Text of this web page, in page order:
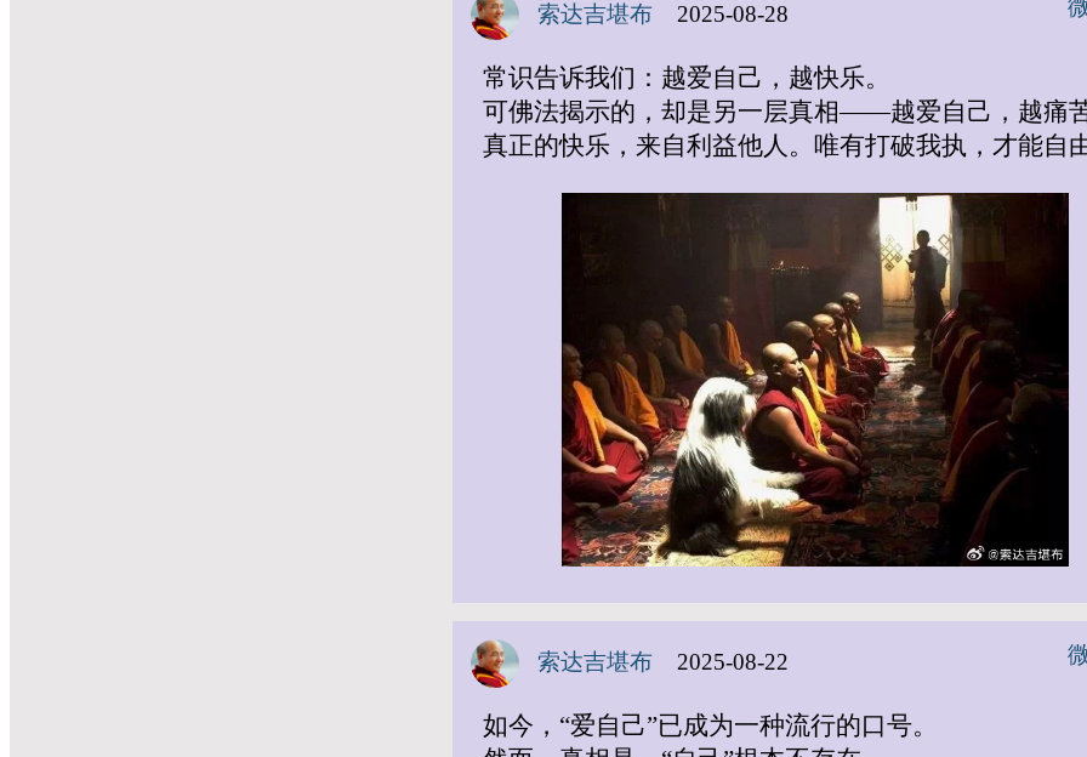
索达吉堪布 2025-08-28
常识告诉我们：越爱自己，越快乐。
可佛法揭示的，却是另一层真相——越爱自己，越痛
真正的快乐，来自利益他人。唯有打破我执，才能自
索达吉堪布 2025-08-22
如今，“爱自己”已成为一种流行的口号。